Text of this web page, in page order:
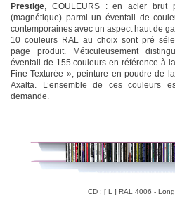
Prestige , COULEURS : en acier brut
(magnétique) parmi un éventail de
contemporaines avec un aspect haut de
10 couleurs RAL au choix sont pré
page produit. Méticuleusement
éventail de 155 couleurs en référence à
Fine Texturée », peinture en poudre de
Axalta. L’ensemble de ces couleurs
demande.
CD : [ L ] RAL 4006 -